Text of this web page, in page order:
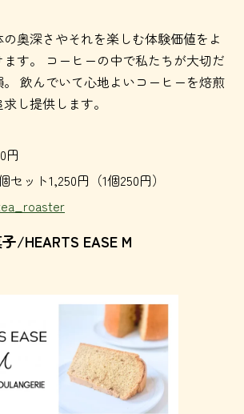
奥深さやそれを楽しむ体験価値をよ
ます。 コーヒーの中で私たちが大切だ
。 飲んでいて心地よいコーヒーを焙煎
し提供します。
円
セット1,250円（1個250円）
/HEARTS EASE M